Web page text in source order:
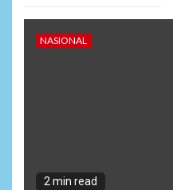
NASIONAL
2 min read